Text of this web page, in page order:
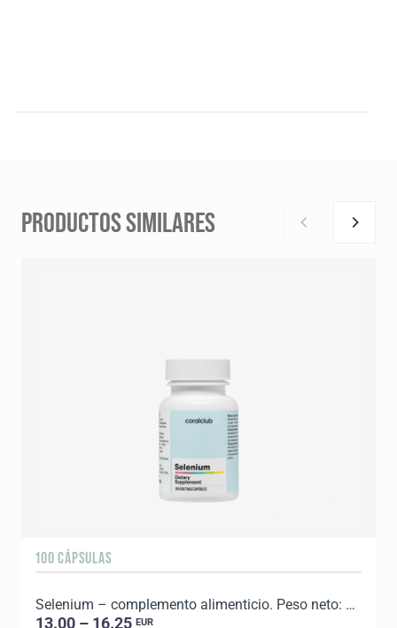
PRODUCTOS SIMILARES
100 CÁPSULAS
Selenium – complemento alimenticio. Peso neto: 35 g.
13.00 – 16.25 EUR